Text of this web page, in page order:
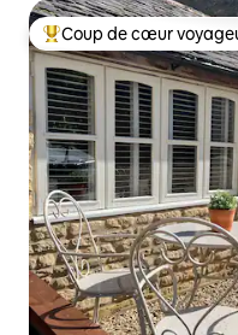
Coups de cœur
Coup de cœur